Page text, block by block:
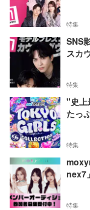
特集
SNS
スカ
特集
"史上
たっ
特集
nex7」
特集